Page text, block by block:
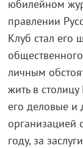
юбилейном
правлении
Клуб стал его
личным
жить в
его деловые и
организацией
году, за